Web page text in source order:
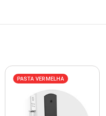
PASTA VERMELHA